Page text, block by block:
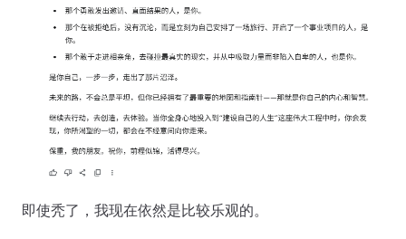
即使秃了，我现在依然是比较乐观的。